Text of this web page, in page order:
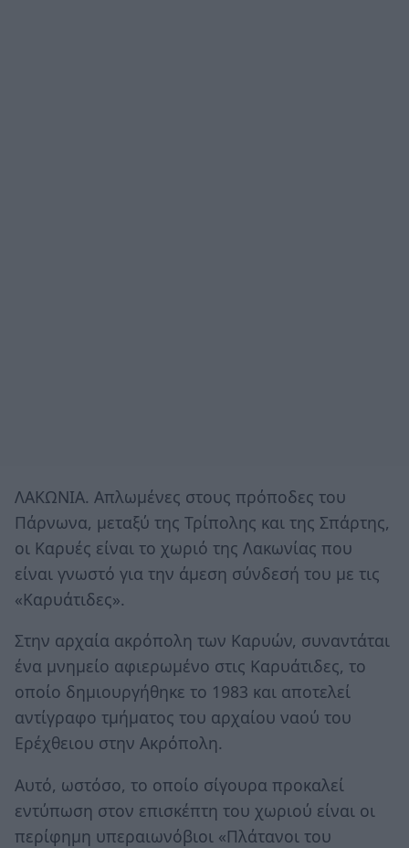
ΛΑΚΩΝΙΑ. Απλωμένες στους πρόποδες του
Πάρνωνα, μεταξύ της Τρίπολης και της Σπάρτης,
οι Καρυές είναι το χωριό της Λακωνίας που
είναι γνωστό για την άμεση σύνδεσή του με τις
«Καρυάτιδες».
Στην αρχαία ακρόπολη των Καρυών, συναντάται
ένα μνημείο αφιερωμένο στις Καρυάτιδες, το
οποίο δημιουργήθηκε το 1983 και αποτελεί
αντίγραφο τμήματος του αρχαίου ναού του
Ερέχθειου στην Ακρόπολη.
Αυτό, ωστόσο, το οποίο σίγουρα προκαλεί
εντύπωση στον επισκέπτη του χωριού είναι οι
περίφημη υπεραιωνόβιοι «Πλάτανοι του